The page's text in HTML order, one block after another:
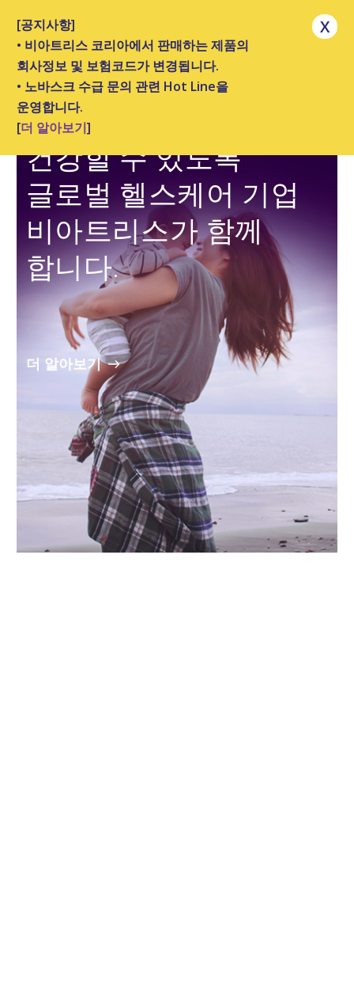
[공지사항]
• 비아트리스 코리아에서 판매하는 제품의
회사정보 및 보험코드가 변경됩니다.
• 노바스크 수급 문의 관련 Hot Line을
운영합니다.
[더 알아보기]
X
당신의 모든 순간,
건강할 수 있도록
글로벌 헬스케어 기업
비아트리스가 함께
합니다.
더 알아보기